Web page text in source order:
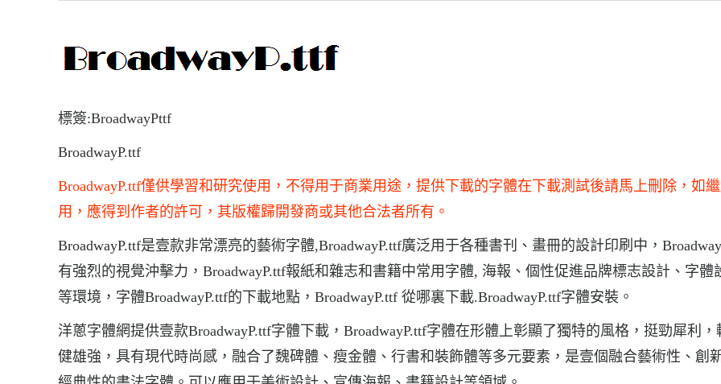
標簽:BroadwayPttf
BroadwayP.ttf
BroadwayP.ttf僅供學習和研究使用，不得用于商業用途，提供下載的字體在下載測試後請馬上刪除，如
用，應得到作者的許可，其版權歸開發商或其他合法者所有。
BroadwayP.ttf是壹款非常漂亮的藝術字體,BroadwayP.ttf廣泛用于各種書刊、畫冊的設計印刷中，
有強烈的視覺沖擊力，BroadwayP.ttf報紙和雜志和書籍中常用字體, 海報、個性促進品牌標志設計、字體
等環境，字體BroadwayP.ttf的下載地點，BroadwayP.ttf 從哪裏下載.BroadwayP.ttf字體安裝。
洋蔥字體網提供壹款BroadwayP.ttf字體下載，BroadwayP.ttf字體在形體上彰顯了獨特的風格，挺勁犀利，
健雄強，具有現代時尚感，融合了魏碑體、瘦金體、行書和裝飾體等多元要素，是壹個融合藝術性、創